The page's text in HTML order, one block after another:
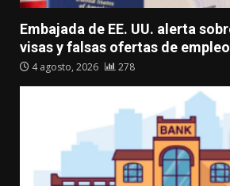
Embajada de EE. UU. alerta
visas y falsas ofertas de empleo
4 agosto, 2026 278